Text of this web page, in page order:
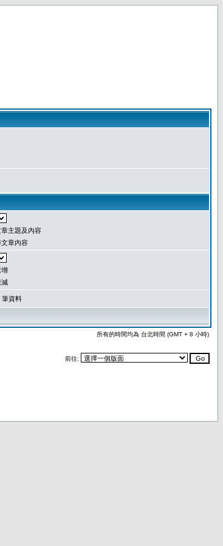
主題及內容
文章內容
增
減
筆資料
所有的時間均為 台北時間 (GMT + 8 小時)
前往: